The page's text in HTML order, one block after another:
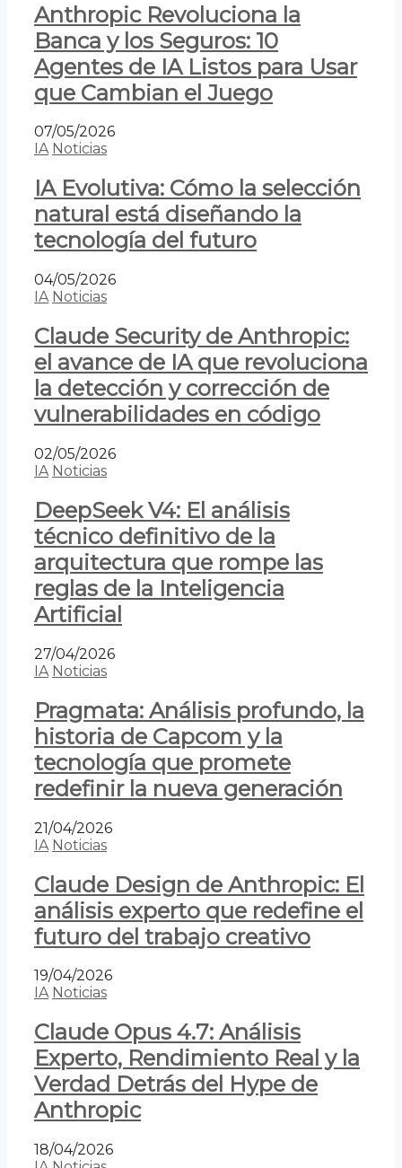
Anthropic Revoluciona la
Banca y los Seguros: 10
Agentes de IA Listos para Usar
que Cambian el Juego
07/05/2026
IA Noticias
IA Evolutiva: Cómo la selección
natural está diseñando la
tecnología del futuro
04/05/2026
IA Noticias
Claude Security de Anthropic:
el avance de IA que revoluciona
la detección y corrección de
vulnerabilidades en código
02/05/2026
IA Noticias
DeepSeek V4: El análisis
técnico definitivo de la
arquitectura que rompe las
reglas de la Inteligencia
Artificial
27/04/2026
IA Noticias
Pragmata: Análisis profundo, la
historia de Capcom y la
tecnología que promete
redefinir la nueva generación
21/04/2026
IA Noticias
Claude Design de Anthropic: El
análisis experto que redefine el
futuro del trabajo creativo
19/04/2026
IA Noticias
Claude Opus 4.7: Análisis
Experto, Rendimiento Real y la
Verdad Detrás del Hype de
Anthropic
18/04/2026